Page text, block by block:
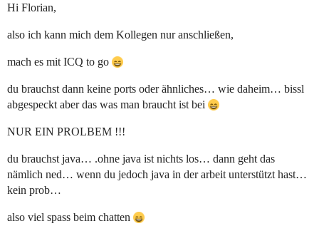
Hi Florian,
also ich kann mich dem Kollegen nur anschließen,
mach es mit ICQ to go
du brauchst dann keine ports oder ähnliches… wie daheim… bissl
abgespeckt aber das was man braucht ist bei
NUR EIN PROLBEM !!!
du brauchst java… .ohne java ist nichts los… dann geht das
nämlich ned… wenn du jedoch java in der arbeit unterstützt hast…
kein prob…
also viel spass beim chatten